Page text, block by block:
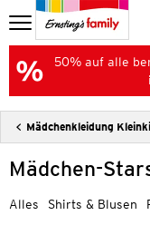
50% auf alle
Mädchenkleidung
Mädchen-
Alles Shirts & Blusen